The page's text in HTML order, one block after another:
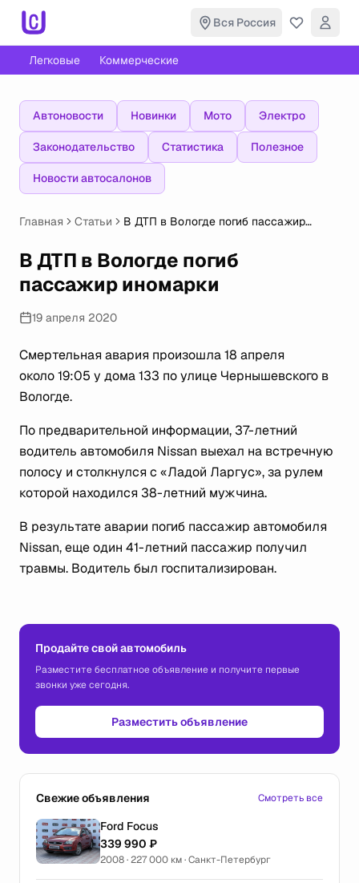
Вся Россия
Легковые Коммерческие
Автоновости Новинки Мото Электро
Законодательство Статистика Полезное
Новости автосалонов
Главная Статьи
В ДТП в Вологде погиб пассажир
В ДТП в Вологде погиб
пассажир иномарки
19 апреля 2020
Смертельная авария произошла 18 апреля
около 19:05 у дома 133 по улице Чернышевского в
Вологде.
По предварительной информации, 37-летний
водитель автомобиля Nissan выехал на встречную
полосу и столкнулся с «Ладой Ларгус», за рулем
которой находился 38-летний мужчина.
В результате аварии погиб пассажир автомобиля
Nissan, еще один 41-летний пассажир получил
травмы. Водитель был госпитализирован.
Продайте свой автомобиль
Разместите бесплатное объявление и получите первые
звонки уже сегодня.
Разместить объявление
Свежие объявления Смотреть все
Ford Focus
339 990 ₽
2008 · 227 000 км · Санкт-Петербург